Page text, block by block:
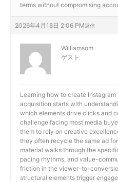
terms without compromising
2026年4月18日 2:06 PM返信
Williamsom
ゲスト
Learning how to create
acquisition starts with
which elements drive clicks and
challenge facing most media
them to rely on creative
they often recycle the same ad
material walks through the
pacing rhythms, and value-
friction in the viewer-to-
structural elements trigger